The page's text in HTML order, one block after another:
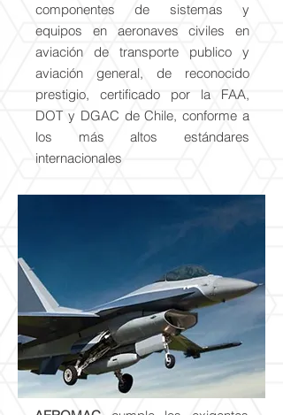
componentes de sistemas y
equipos en aeronaves civiles en
aviación de transporte publico y
aviación general, de reconocido
prestigio, certificado por la FAA,
DOT y DGAC de Chile, conforme a
los más altos estándares
internacionales
AviaciónMilitar